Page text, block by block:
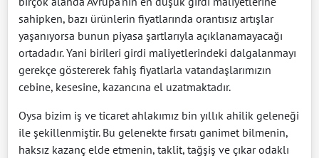
sahipken, bazı ürünlerin fiyatlarında orantısız artışlar
yaşanıyorsa bunun piyasa şartlarıyla açıklanamayacağı
ortadadır. Yani birileri girdi maliyetlerindeki dalgalanmayı
gerekçe göstererek fahiş fiyatlarla vatandaşlarımızın
cebine, kesesine, kazancına el uzatmaktadır.
Oysa bizim iş ve ticaret ahlakımız bin yıllık ahilik geleneği
ile şekillenmiştir. Bu gelenekte fırsatı ganimet bilmenin,
haksız kazanç elde etmenin, taklit, tağşiş ve çıkar odaklı